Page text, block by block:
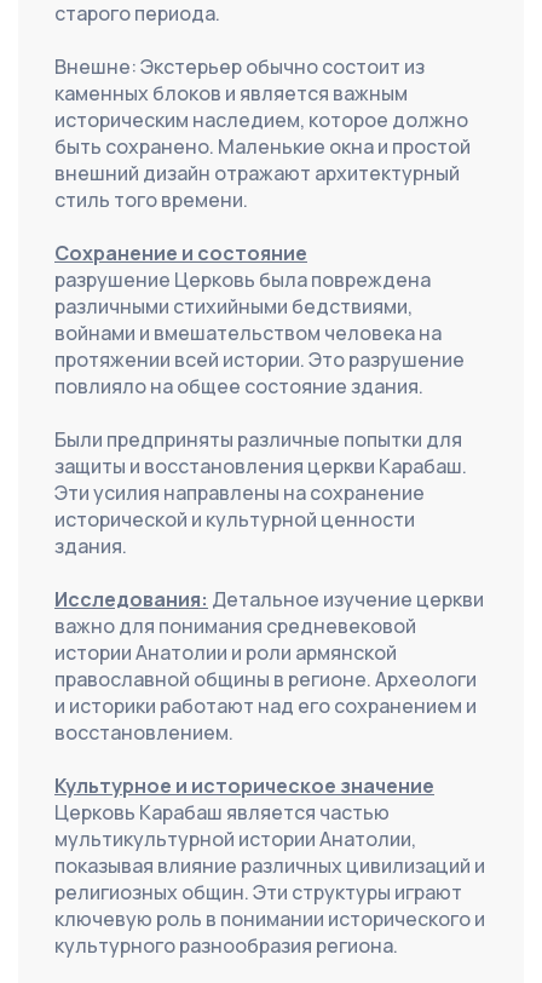
старого периода.
Внешне: Экстерьер обычно состоит из
каменных блоков и является важным
историческим наследием, которое должно
быть сохранено. Маленькие окна и простой
внешний дизайн отражают архитектурный
стиль того времени.
Сохранение и состояние
разрушение Церковь была повреждена
различными стихийными бедствиями,
войнами и вмешательством человека на
протяжении всей истории. Это разрушение
повлияло на общее состояние здания.
Были предприняты различные попытки для
защиты и восстановления церкви Карабаш.
Эти усилия направлены на сохранение
исторической и культурной ценности
здания.
Исследования: Детальное изучение церкви
важно для понимания средневековой
истории Анатолии и роли армянской
православной общины в регионе. Археологи
и историки работают над его сохранением и
восстановлением.
Культурное и историческое значение
Церковь Карабаш является частью
мультикультурной истории Анатолии,
показывая влияние различных цивилизаций и
религиозных общин. Эти структуры играют
ключевую роль в понимании исторического и
культурного разнообразия региона.